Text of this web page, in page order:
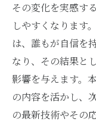
その変化を実感す
しやすくなります
は、誰もが自信を
なり、その結果と
影響を与えます。
の内容を活かし、
の最新技術やその